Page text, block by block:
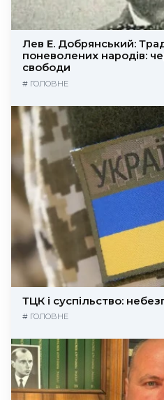
Лев Е. Добрянський:
поневолених народів:
свободи
# ГОЛОВНЕ
ТЦК і суспільство:
# ГОЛОВНЕ